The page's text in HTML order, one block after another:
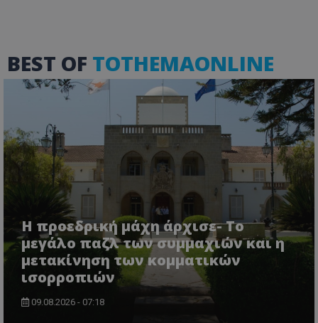
BEST OF TOTHEMAONLINE
Η προεδρική μάχη άρχισε- Το
μεγάλο παζλ των συμμαχιών και η
μετακίνηση των κομματικών
ισορροπιών
09.08.2026 - 07:18
usprivacy
.lifenewscy.tothemaonline.com
ASP.NET_SessionId
Microsoft Corporation